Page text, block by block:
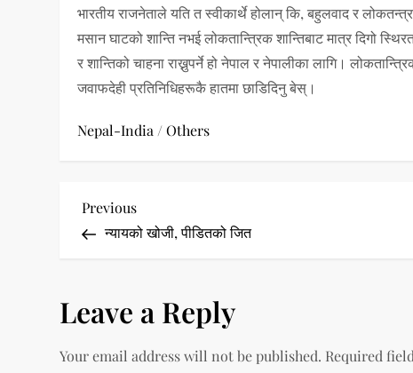
भारतीय राजनेताले यति त स्वीकार्थे होलान् कि, बहुलवाद र
मसान घाटको शान्ति नभई लोकतान्त्रिक शान्तिबाट मात्र दिगो
र शान्तिको चाहना राख्नुपर्ने हो नेपाल र नेपालीका लागि।
जवाफदेही प्रतिनिधिहरूकै हातमा छाडिदिनु बेस्।
Nepal-India /Others
P
o
t
Previous
Post
Previous
न्यायको खोजी, पीडितको जित
Leave a Reply
Your email address will not be published. Required